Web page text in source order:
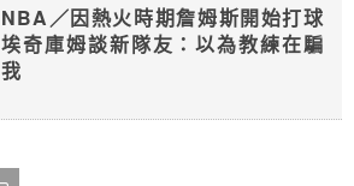
NBA／因熱火時期詹姆斯開始打球
埃奇庫姆談新隊友：以為教練在騙
我